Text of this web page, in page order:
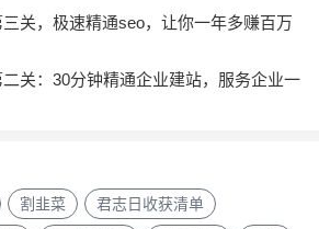
关，极速精通seo，让你一年多赚百万
关：30分钟精通企业建站，服务企业一
割韭菜 君志日收获清单